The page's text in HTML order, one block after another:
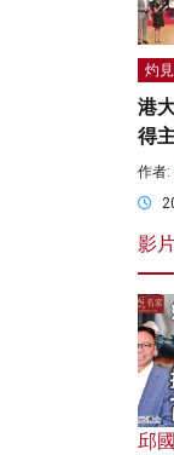
灼
港
得
作者:
影
邱